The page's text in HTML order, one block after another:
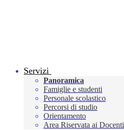
Servizi
Panoramica
Famiglie e studenti
Personale scolastico
Percorsi di studio
Orientamento
Area Riservata ai Docenti